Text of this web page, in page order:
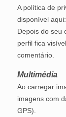
A política de
disponível aqui:
Depois do seu
perfil fica
comentário.
Multimédia
Ao carregar
imagens com
GPS).